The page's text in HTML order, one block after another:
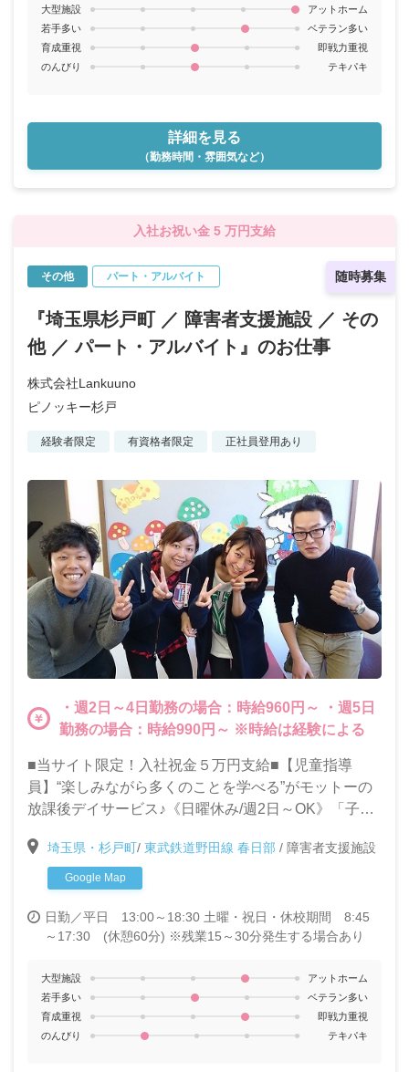
大型施設
アットホーム
若手多い
ベテラン多い
育成重視
即戦力重視
のんびり
テキパキ
詳細を見る
（勤務時間・雰囲気など）
入社お祝い金 5 万円支給
随時募集
その他 パート・アルバイト
『埼玉県杉戸町 ／ 障害者支援施設 ／ その
他 ／ パート・アルバイト』のお仕事
株式会社Lankuuno
ピノッキー杉戸
経験者限定 有資格者限定 正社員登用あり
・週2日～4日勤務の場合：時給960円～ ・週5日
勤務の場合：時給990円～ ※時給は経験による
■当サイト限定！入社祝金５万円支給■【児童指導
員】“楽しみながら多くのことを学べる”がモットーの
放課後デイサービス♪《日曜休み/週2日～OK》「子ど
したい」そんな方も歓迎します★
埼玉県・杉戸町/ 東武鉄道野田線 春日部 / 障害者支援施設
Google Map
日勤／平日 13:00～18:30 土曜・祝日・休校期間 8:45
～17:30 (休憩60分) ※残業15～30分発生する場合あり
大型施設
アットホーム
若手多い
ベテラン多い
育成重視
即戦力重視
のんびり
テキパキ